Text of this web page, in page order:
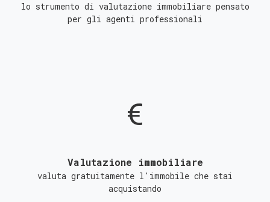
lo strumento di valutazione immobiliare pensato
per gli agenti professionali
Valutazione immobiliare
valuta gratuitamente l'immobile che stai
acquistando